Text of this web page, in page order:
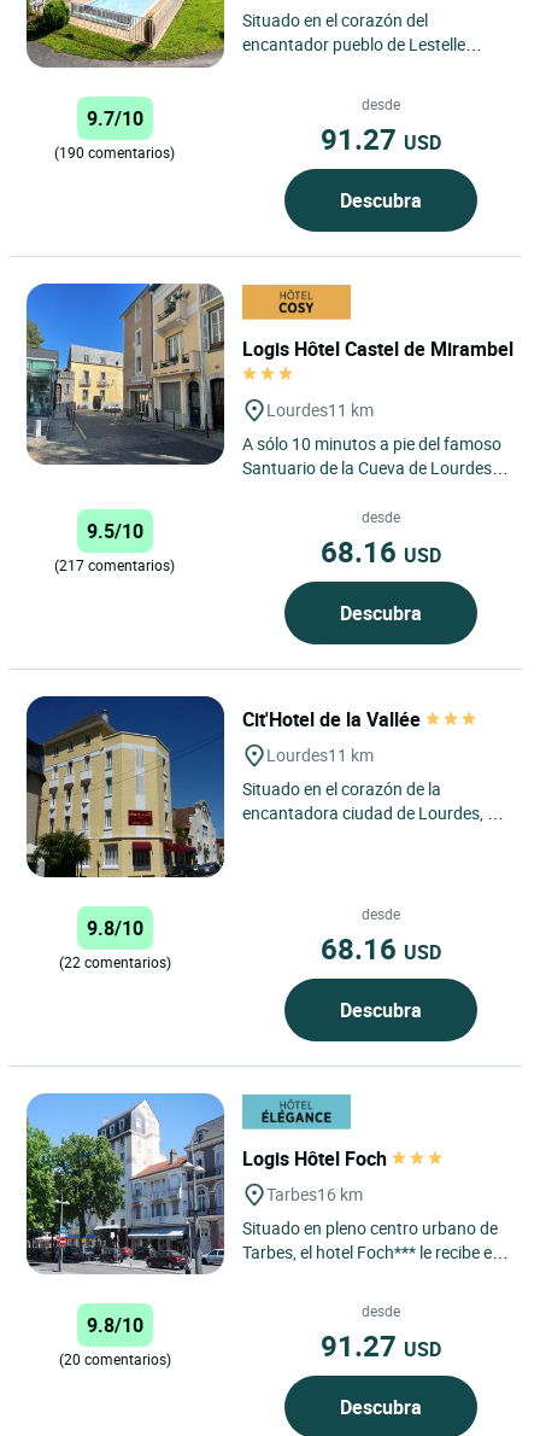
Situado en el corazón del
encantador pueblo de Lestelle
9.7/10
(190 comentarios)
desde
91.27 USD
Descubra
Logis Hôtel Castel de Mirambel
Lourdes11 km
A sólo 10 minutos a pie del famoso
Santuario de la Cueva de Lourdes,
goza de una ubicación...
9.5/10
(217 comentarios)
desde
68.16 USD
Descubra
Cit'Hotel de la Vallée
Lourdes11 km
Situado en el corazón de la
encantadora ciudad de Lourdes, en
9.8/10
(22 comentarios)
desde
68.16 USD
Descubra
Logis Hôtel Foch
Tarbes16 km
Situado en pleno centro urbano de
Tarbes, el hotel Foch*** le recibe en
Nuestro establecimiento...
9.8/10
(20 comentarios)
desde
91.27 USD
Descubra